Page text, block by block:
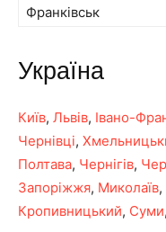
Франківськ
Україна
Київ, Львів, Івано-
Чернівці,
Полтава, Чернігів,
Запоріжжя, Миколаїв,
Кропивницький, Суми,